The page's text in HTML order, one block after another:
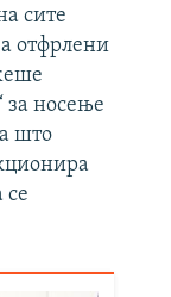
сите
отфрлени
за носење
што
се